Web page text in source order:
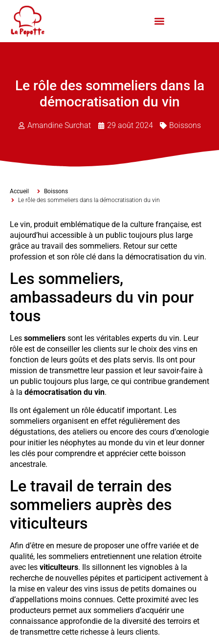
Le rôle des sommeliers dans la
démocratisation du vin
Amandine Surchat 29 août 2024 Boissons
Accueil
Boissons
Le rôle des sommeliers dans la démocratisation du vin
Le vin, produit emblématique de la culture française, est
aujourd’hui accessible à un public toujours plus large
grâce au travail des sommeliers. Retour sur cette
profession et son rôle clé dans la démocratisation du vin.
Les sommeliers,
ambassadeurs du vin pour
tous
Les sommeliers sont les véritables experts du vin. Leur
rôle est de conseiller les clients sur le choix des vins en
fonction de leurs goûts et des plats servis. Ils ont pour
mission de transmettre leur passion et leur savoir-faire à
un public toujours plus large, ce qui contribue grandement
à la démocratisation du vin.
Ils ont également un rôle éducatif important. Les
sommeliers organisent en effet régulièrement des
dégustations, des ateliers ou encore des cours d’œnologie
pour initier les néophytes au monde du vin et leur donner
les clés pour comprendre et apprécier cette boisson
ancestrale.
Le travail de terrain des
sommeliers auprès des
viticulteurs
Afin d’être en mesure de proposer une offre variée et de
qualité, les sommeliers entretiennent une relation étroite
avec les viticulteurs. Ils sillonnent les vignobles à la
recherche de nouvelles pépites et participent activement à
la mise en valeur des vins issus de petits domaines ou
d’appellations moins connues. Cette proximité avec les
producteurs permet aux sommeliers d’acquérir une
connaissance approfondie de la diversité des terroirs et
de transmettre cette richesse à leurs clients.